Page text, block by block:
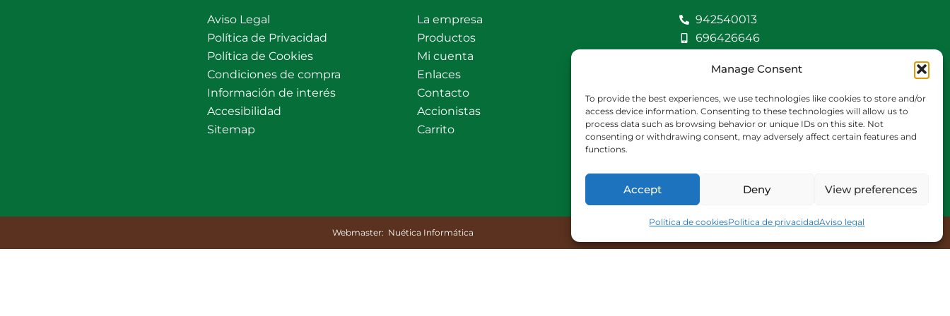
Manage Consent
To provide the best experiences, we use technologies like cookies to store and/or
access device information. Consenting to these technologies will allow us to
process data such as browsing behavior or unique IDs on this site. Not
consenting or withdrawing consent, may adversely affect certain features and
functions.
Accept Deny View preferences
Política de cookiesPolitica de privacidadAviso legal
Aviso Legal
Política de Privacidad
Política de Cookies
Condiciones de compra
Información de interés
Accesibilidad
Sitemap
La empresa
Productos
Mi cuenta
Enlaces
Contacto
Accionistas
Carrito
942540013
696426646
comercial@bediaycabarga.com
Fdez. Hontoria 20.
Astillero. 39610
Cantabria
18:30 hrs.
Webmaster: Nuética Informática